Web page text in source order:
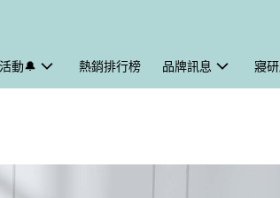
動🔔 熱銷排行榜 品牌訊息 寢